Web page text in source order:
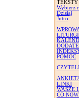
Wybierz
Dzisiaj
Jutro
POMOC
LINKI
WASZE
CO